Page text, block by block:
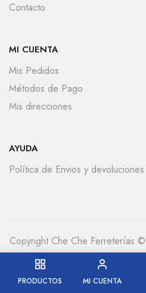
PRODUCTOS MI CUENTA
Contacto
MI CUENTA
Mis Pedidos
Métodos de Pago
Mis direcciones
AYUDA
Política de Envios y devoluciones
Copyright Che Che Ferreterías